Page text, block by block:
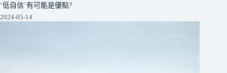
‘低自信’有可能是優點?
2024-05-14